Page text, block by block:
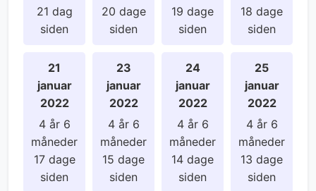
21 dag
siden
20 dage
siden
19 dage
siden
18 dage
siden
21
januar
2022
4 år 6
måneder
17 dage
siden
23
januar
2022
4 år 6
måneder
15 dage
siden
24
januar
2022
4 år 6
måneder
14 dage
siden
25
januar
2022
4 år 6
måneder
13 dage
siden